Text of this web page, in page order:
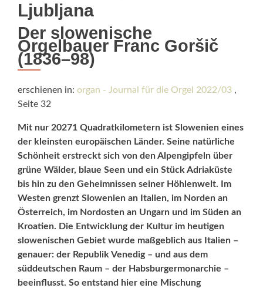
Ljubljana
Der slowenische
Orgelbauer Franc Goršič
(1836–98)
erschienen in: organ - Journal für die Orgel 2022/03 ,
Seite 32
Mit nur 20271 Quadratkilometern ist Slowenien eines
der kleinsten europäischen Länder. Seine natürliche
Schönheit erstreckt sich von den Alpengipfeln über
grüne Wälder, blaue Seen und ein Stück Adriaküste
bis hin zu den Geheimnissen seiner Höhlenwelt. Im
Wes­ten grenzt Slowenien an Italien, im Norden an
Österreich, im Nordosten an Ungarn und im Süden an
Kroatien. Die Entwicklung der Kultur im heutigen
slowenischen Gebiet wurde maßgeblich aus Italien –
genauer: der Republik Venedig – und aus dem
süddeutschen Raum – der Habsburgermonarchie –
beeinflusst. So entstand hier eine Mischung